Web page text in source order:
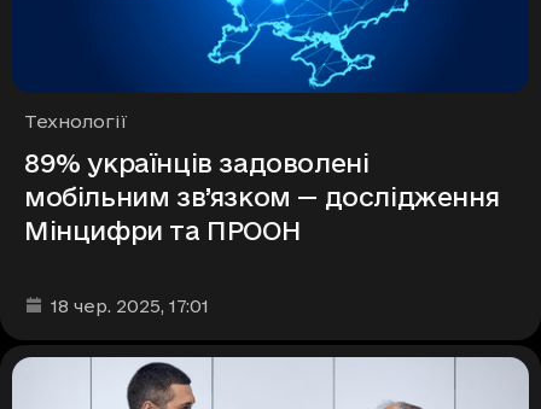
Рубрики
Технології
89% українців задоволені
мобільним зв’язком — дослідження
Мінцифри та ПРООН
Дата та час публікації
18 чер. 2025, 17:01